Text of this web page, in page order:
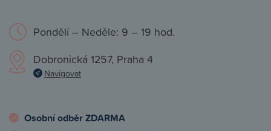
Pondělí – Neděle: 9 – 19 hod.
Dobronická 1257, Praha 4
Navigovat
Osobní odběr ZDARMA